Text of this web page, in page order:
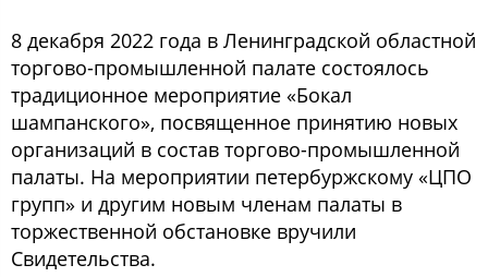
8 декабря 2022 года в Ленинградской областной
торгово-промышленной палате состоялось
традиционное мероприятие «Бокал
шампанского», посвященное принятию новых
организаций в состав торгово-промышленной
палаты. На мероприятии петербуржскому «ЦПО
групп» и другим новым членам палаты в
торжественной обстановке вручили
Свидетельства.